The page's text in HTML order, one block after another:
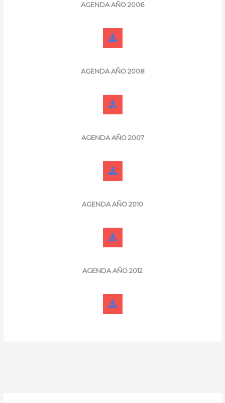
AGENDA AÑO 2006
AGENDAAÑO 2008
AGENDAAÑO 2007
AGENDA AÑO 2010
AGENDA AÑO 2012